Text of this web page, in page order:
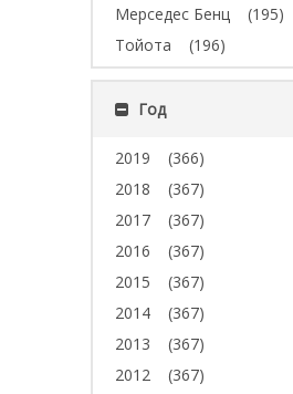
Мерседес Бенц
(195)
Тойота
(196)
Год
2019
(366)
2018
(367)
2017
(367)
2016
(367)
2015
(367)
2014
(367)
2013
(367)
2012
(367)